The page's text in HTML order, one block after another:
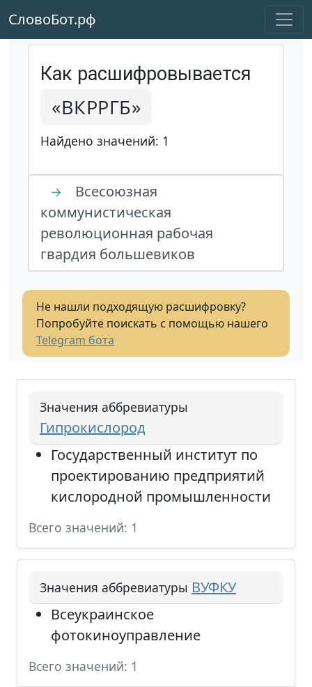
СловоБот.рф
Как расшифровывается
«ВКРРГБ»
Найдено значений: 1
→
Всесоюзная
коммунистическая
революционная рабочая
гвардия большевиков
Не нашли подходящую расшифровку?
Попробуйте поискать с помощью нашего
Telegram бота
Значения аббревиатуры
Гипрокислород
Государственный институт по
проектированию предприятий
кислородной промышленности
Всего значений: 1
Значения аббревиатуры ВУФКУ
Всеукраинское
фотокиноуправление
Всего значений: 1